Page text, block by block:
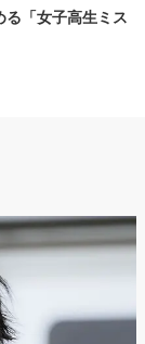
る「女子高生ミス